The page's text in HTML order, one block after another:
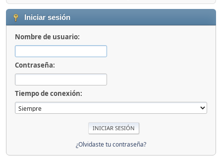
Iniciar sesión
Nombre de usuario:
Contraseña:
Tiempo de conexión:
¿Olvidaste tu contraseña?